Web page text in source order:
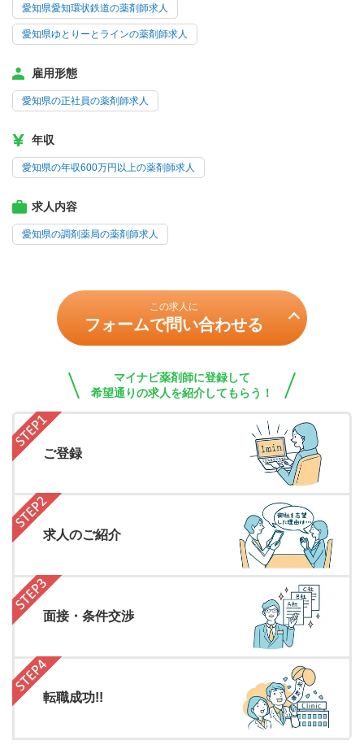
愛知県愛知環状鉄道の薬剤師求人
愛知県ゆとりーとラインの薬剤師求人
雇用形態
愛知県の正社員の薬剤師求人
年収
愛知県の年収600万円以上の薬剤師求人
求人内容
愛知県の調剤薬局の薬剤師求人
この求人に
フォームで問い合わせる
マイナビ薬剤師に登録して
希望通りの求人を紹介してもらう！
ご登録
求人のご紹介
面接・条件交渉
転職成功!!